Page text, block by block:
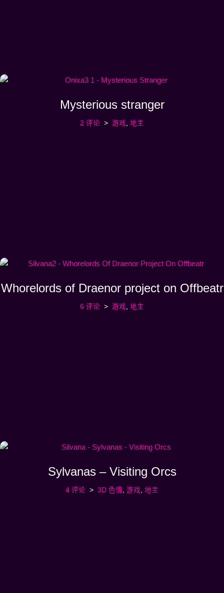
Mysterious stranger
2 评论 游戏, 地主
Whorelords of Draenor project on Offbeatr
6 评论 游戏, 地主
Sylvanas – Visiting Orcs
4 评论 3D 色情, 游戏, 地主